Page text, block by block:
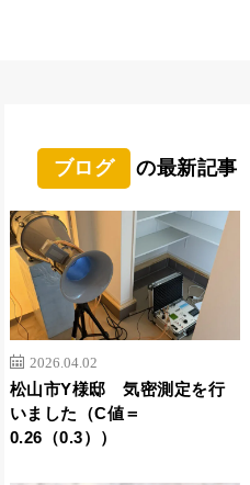
ブログ の最新記事
2026.04.02
松山市Y様邸 気密測定を行
いました（C値＝
0.26（0.3））